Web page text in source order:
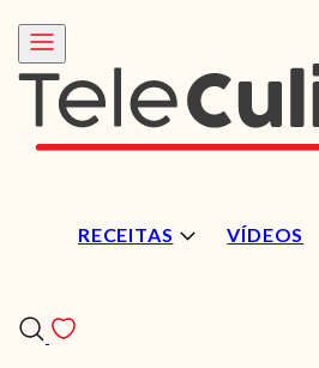
RECEITAS VÍDEOS